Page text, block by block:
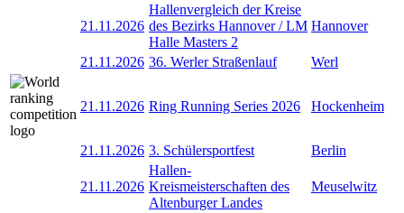
21.11.2026
Hallenvergleich der Kreise
des Bezirks Hannover / LM
Halle Masters 2
Hannover
21.11.2026 36. Werler Straßenlauf Werl
21.11.2026 Ring Running Series 2026 Hockenheim
21.11.2026 3. Schülersportfest Berlin
21.11.2026
Hallen-
Kreismeisterschaften des
Altenburger Landes
Meuselwitz